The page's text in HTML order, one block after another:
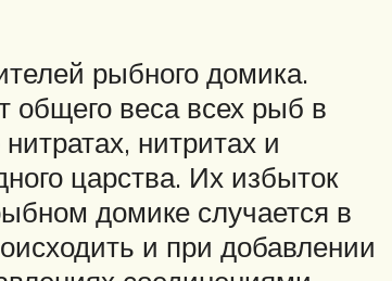
рыбного домика.
общего веса всех рыб в
нитритах и
царства. Их избыток
домике случается в
и при добавлении